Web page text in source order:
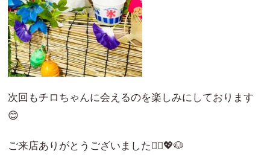
次回もチロちゃんに会えるのを楽しみにしております
😊
ご来店ありがとうございました🙇‍♀️💖🐶